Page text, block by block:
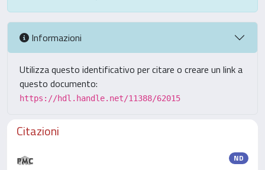
Informazioni
Utilizza questo identificativo per citare o creare un link a
questo documento:
https://hdl.handle.net/11388/62015
Citazioni
ND